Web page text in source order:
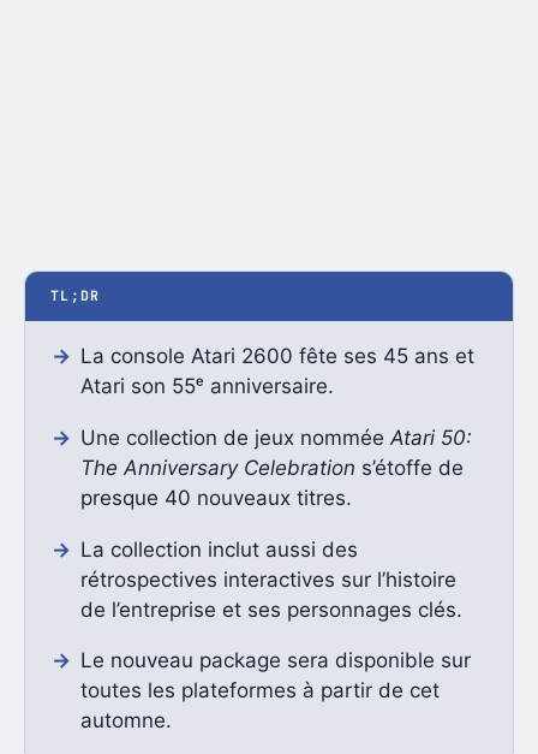
TL;DR
La console Atari 2600 fête ses 45 ans et
Atari son 55ᵉ anniversaire.
Une collection de jeux nommée Atari 50:
The Anniversary Celebration s’étoffe de
presque 40 nouveaux titres.
La collection inclut aussi des
rétrospectives interactives sur l’histoire
de l’entreprise et ses personnages clés.
Le nouveau package sera disponible sur
toutes les plateformes à partir de cet
automne.